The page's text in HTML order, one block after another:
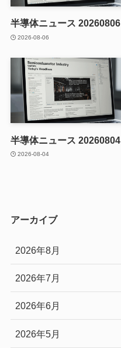
半導体ニュース 20260806
2026-08-06
半導体ニュース 20260804
2026-08-04
アーカイブ
2026年8月
2026年7月
2026年6月
2026年5月